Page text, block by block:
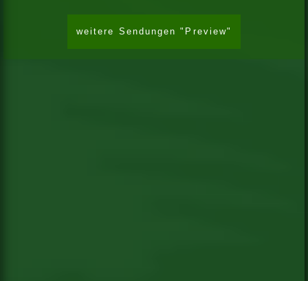
weitere Sendungen "Preview"